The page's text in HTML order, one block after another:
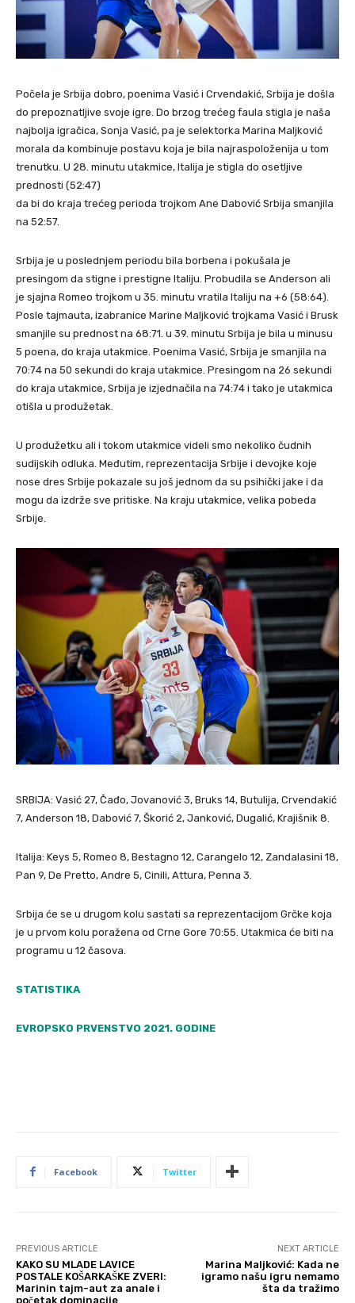
Počela je Srbija dobro, poenima Vasić i Crvendakić, Srbija je došla
do prepoznatljive svoje igre. Do brzog trećeg faula stigla je naša
najbolja igračica, Sonja Vasić, pa je selektorka Marina Maljković
morala da kombinuje postavu koja je bila najraspoloženija u tom
trenutku. U 28. minutu utakmice, Italija je stigla do osetljive
prednosti (52:47)
da bi do kraja trećeg perioda trojkom Ane Dabović Srbija smanjila
na 52:57.
Srbija je u poslednjem periodu bila borbena i pokušala je
presingom da stigne i prestigne Italiju. Probudila se Anderson ali
je sjajna Romeo trojkom u 35. minutu vratila Italiju na +6 (58:64).
Posle tajmauta, izabranice Marine Maljković trojkama Vasić i Brusk
smanjile su prednost na 68:71. u 39. minutu Srbija je bila u minusu
5 poena, do kraja utakmice. Poenima Vasić, Srbija je smanjila na
70:74 na 50 sekundi do kraja utakmice. Presingom na 26 sekundi
do kraja utakmice, Srbija je izjednačila na 74:74 i tako je utakmica
otišla u produžetak.
U produžetku ali i tokom utakmice videli smo nekoliko čudnih
sudijskih odluka. Međutim, reprezentacija Srbije i devojke koje
nose dres Srbije pokazale su još jednom da su psihički jake i da
mogu da izdrže sve pritiske. Na kraju utakmice, velika pobeda
Srbije.
SRBIJA: Vasić 27, Čađo, Jovanović 3, Bruks 14, Butulija, Crvendakić
7, Anderson 18, Dabović 7, Škorić 2, Janković, Dugalić, Krajišnik 8.
Italija: Keys 5, Romeo 8, Bestagno 12, Carangelo 12, Zandalasini 18,
Pan 9, De Pretto, Andre 5, Cinili, Attura, Penna 3.
Srbija će se u drugom kolu sastati sa reprezentacijom Grčke koja
je u prvom kolu poražena od Crne Gore 70:55. Utakmica će biti na
programu u 12 časova.
STATISTIKA
EVROPSKO PRVENSTVO 2021. GODINE
Facebook Twitter
PREVIOUS ARTICLE
KAKO SU MLADE LAVICE
POSTALE KOŠARKAŠKE ZVERI:
Marinin tajm-aut za anale i
početak dominacije
NEXT ARTICLE
Marina Maljković: Kada ne
igramo našu igru nemamo
šta da tražimo